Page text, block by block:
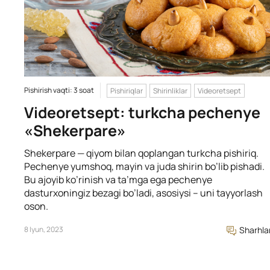
Pishirish vaqti: 3 soat Pishiriqlar Shirinliklar Videoretsept
Videoretsept: turkcha pechenye
«Shekerpare»
Shekerpare — qiyom bilan qoplangan turkcha pishiriq.
Pechenye yumshoq, mayin va juda shirin bo’lib pishadi.
Bu ajoyib ko’rinish va ta’mga ega pechenye
dasturxoningiz bezagi bo’ladi, asosiysi – uni tayyorlash
oson.
8 Iyun, 2023